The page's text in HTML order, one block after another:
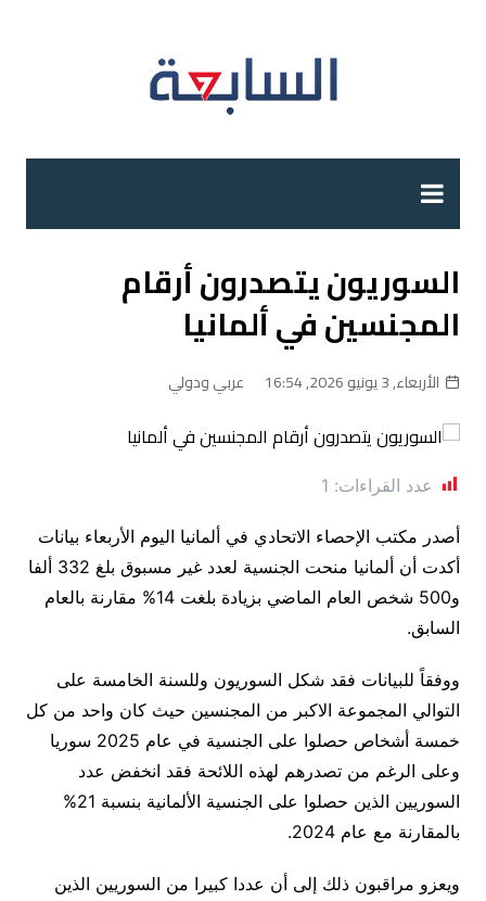
السوريون يتصدرون أرقام
المجنسين في ألمانيا
الأربعاء, 3 يونيو 2026, 16:54 عربي ودولي
عدد القراءات: 1
أصدر مكتب الإحصاء الاتحادي في ألمانيا اليوم الأربعاء بيانات
أكدت أن ألمانيا منحت الجنسية لعدد غير مسبوق بلغ 332 ألفا
و500 شخص العام الماضي بزيادة بلغت 14% مقارنة بالعام
السابق.
ووفقاً للبيانات فقد شكل السوريون وللسنة الخامسة على
التوالي المجموعة الاكبر من المجنسين حيث كان واحد من كل
خمسة أشخاص حصلوا على الجنسية في عام 2025 سوريا
وعلى الرغم من تصدرهم لهذه اللائحة فقد انخفض عدد
السوريين الذين حصلوا على الجنسية الألمانية بنسبة 21%
بالمقارنة مع عام 2024.
ويعزو مراقبون ذلك إلى أن عددا كبيرا من السوريين الذين